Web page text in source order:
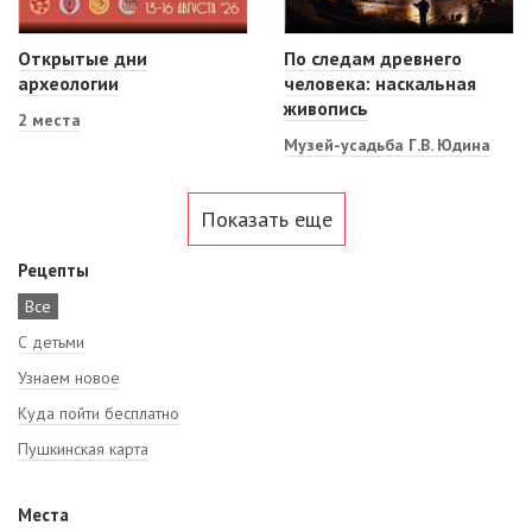
Открытые дни
археологии
2 места
По следам древнего
человека: наскальная
живопись
Музей-усадьба Г.В. Юдина
Показать еще
Рецепты
Все
С детьми
Узнаем новое
Куда пойти бесплатно
Пушкинская карта
Места